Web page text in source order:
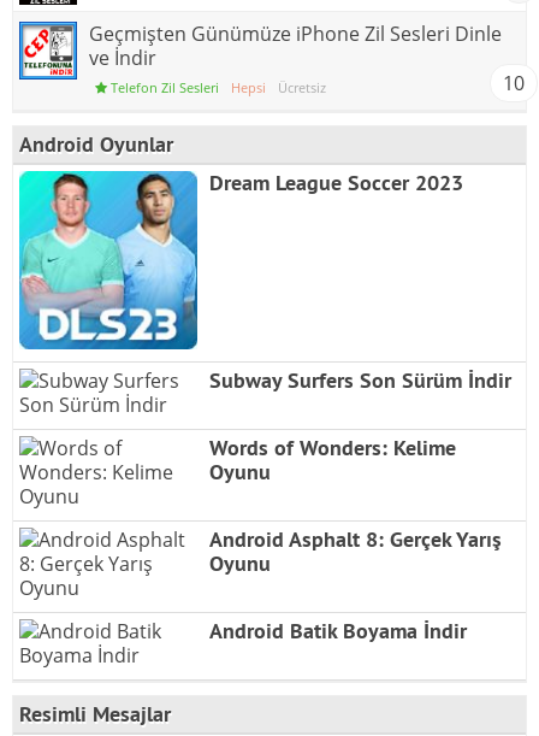
Geçmişten Günümüze iPhone Zil Sesleri Dinle
ve İndir
Telefon Zil Sesleri Hepsi Ücretsiz 10
Android Oyunlar
Dream League Soccer 2023
Subway Surfers Son Sürüm İndir
Words of Wonders: Kelime
Oyunu
Android Asphalt 8: Gerçek Yarış
Oyunu
Android Batik Boyama İndir
Resimli Mesajlar